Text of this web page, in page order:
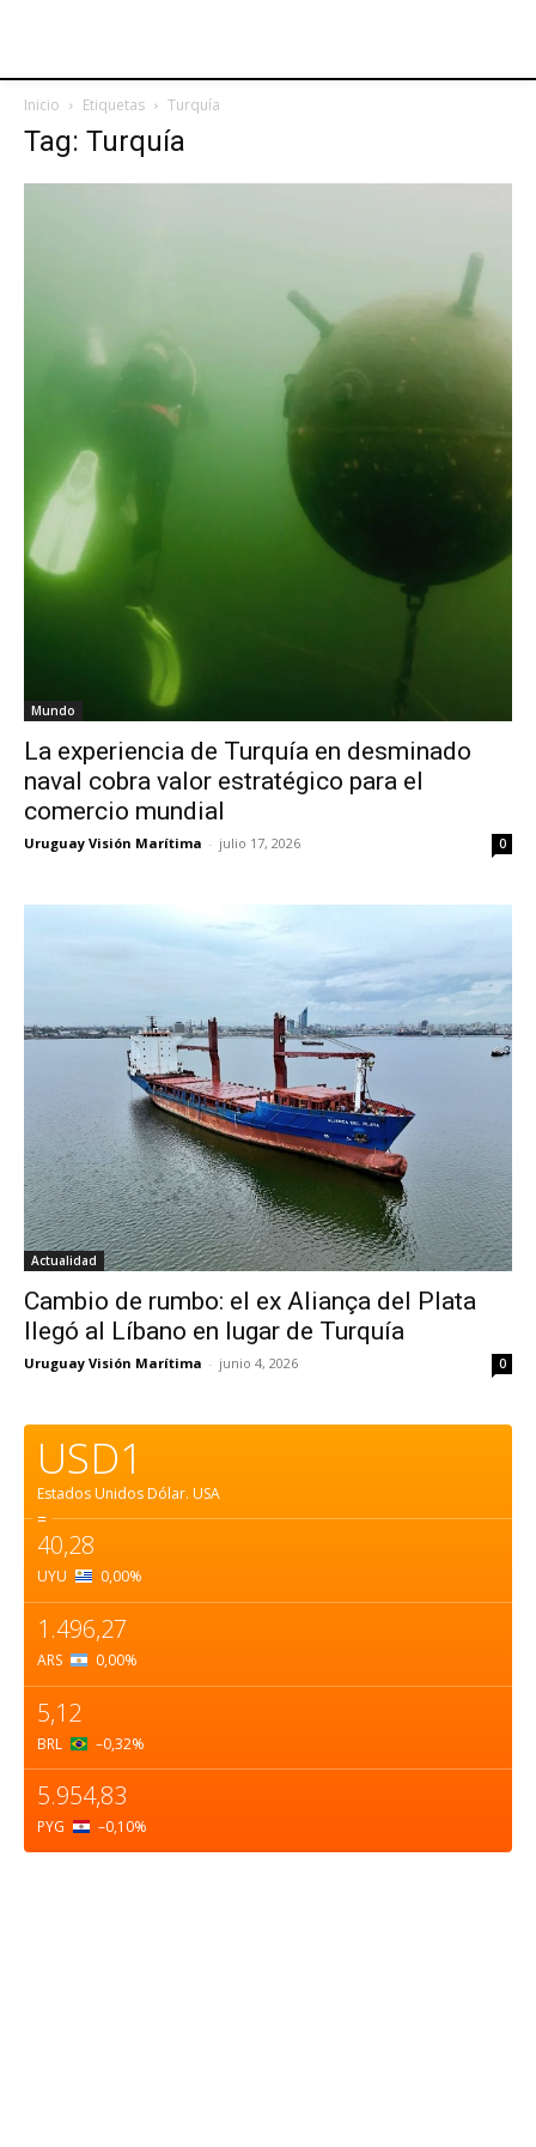
Inicio Etiquetas Turquía
Tag: Turquía
Mundo
La experiencia de Turquía en desminado
naval cobra valor estratégico para el
comercio mundial
Uruguay Visión Marítima - julio 17, 2026 0
Actualidad
Cambio de rumbo: el ex Aliança del Plata
llegó al Líbano en lugar de Turquía
Uruguay Visión Marítima - junio 4, 2026 0
USD1
Estados Unidos Dólar. USA
=
40,28
UYU 0,00%
1.496,27
ARS 0,00%
5,12
BRL –0,32%
5.954,83
PYG –0,10%